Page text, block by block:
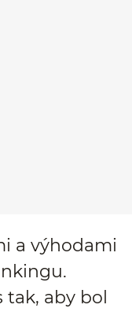
a výhodami
aby bol